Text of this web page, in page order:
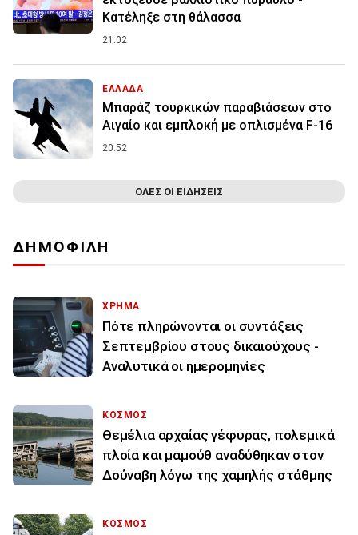
Κατέληξε στη θάλασσα
21:02
ΕΛΛΑΔΑ
Μπαράζ τουρκικών παραβιάσεων στο
Αιγαίο και εμπλοκή με οπλισμένα F-16
20:52
ΟΛΕΣ ΟΙ ΕΙΔΗΣΕΙΣ
ΔΗΜΟΦΙΛΗ
ΧΡΗΜΑ
Πότε πληρώνονται οι συντάξεις
Σεπτεμβρίου στους δικαιούχους -
Αναλυτικά οι ημερομηνίες
ΚΟΣΜΟΣ
Θεμέλια αρχαίας γέφυρας, πολεμικά
πλοία και μαμούθ αναδύθηκαν στον
Δούναβη λόγω της χαμηλής στάθμης
ΚΟΣΜΟΣ